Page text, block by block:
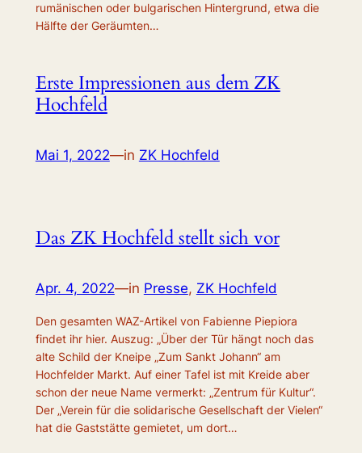
rumänischen oder bulgarischen Hintergrund, etwa die
Hälfte der Geräumten…
Erste Impressionen aus dem ZK
Hochfeld
Mai 1, 2022—in ZK Hochfeld
Das ZK Hochfeld stellt sich vor
Apr. 4, 2022—in Presse, ZK Hochfeld
Den gesamten WAZ-Artikel von Fabienne Piepiora
findet ihr hier. Auszug: „Über der Tür hängt noch das
alte Schild der Kneipe „Zum Sankt Johann“ am
Hochfelder Markt. Auf einer Tafel ist mit Kreide aber
schon der neue Name vermerkt: „Zentrum für Kultur“.
Der „Verein für die solidarische Gesellschaft der Vielen“
hat die Gaststätte gemietet, um dort…